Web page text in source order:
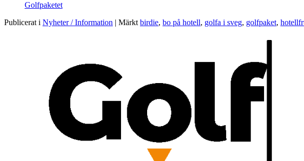
Golfpaketet
Publicerat i Nyheter / Information | Märkt birdie, bo på hotell, golfa i sveg, golfpaket,